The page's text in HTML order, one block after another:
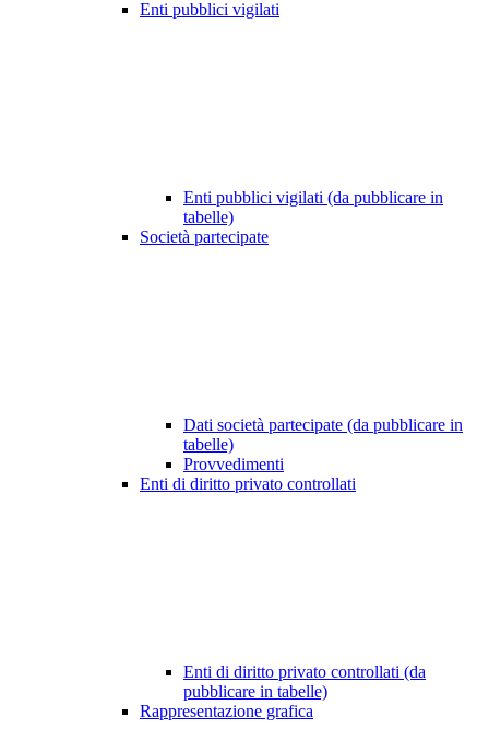
Enti pubblici vigilati
Enti pubblici vigilati (da pubblicare in
tabelle)
Società partecipate
Dati società partecipate (da pubblicare in
tabelle)
Provvedimenti
Enti di diritto privato controllati
Enti di diritto privato controllati (da
pubblicare in tabelle)
Rappresentazione grafica